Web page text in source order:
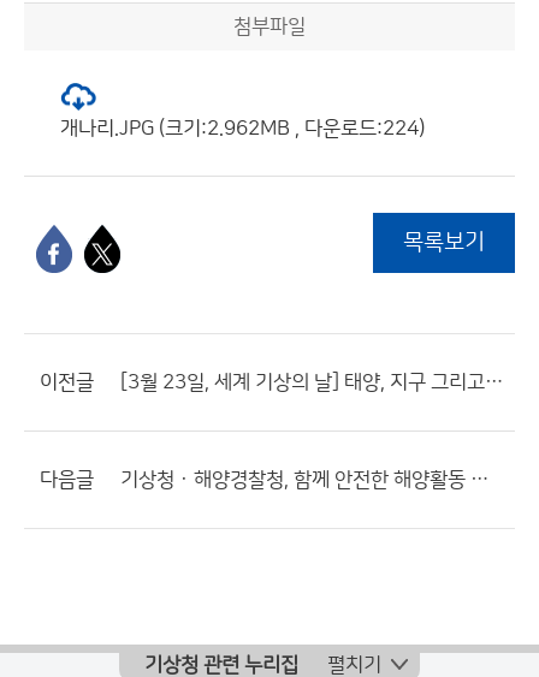
첨부파일
개나리.JPG (크기:2.962MB , 다운로드:224)
목록보기
이전글 [3월 23일, 세계 기상의 날] 태양, 지구 그리고 날씨를 말하다
다음글 기상청 · 해양경찰청, 함께 안전한 해양활동 지원하기로
기상청 관련 누리집 펼치기